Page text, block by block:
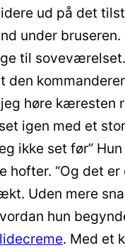
ud på det
under bruseren.
til
den
høre kæresten
igen med et
ikke set før”
“Og det
Uden mere
hun
. Med et